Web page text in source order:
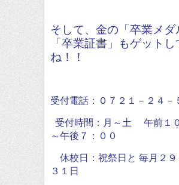
そして、金の「卒業メダ
「卒業証書」もゲットし
ね！！
受付電話：０７２１－２４－
受付時間：月～土 午前１
～午後７：００
休校日：祝祭日と 毎月２９
３１日